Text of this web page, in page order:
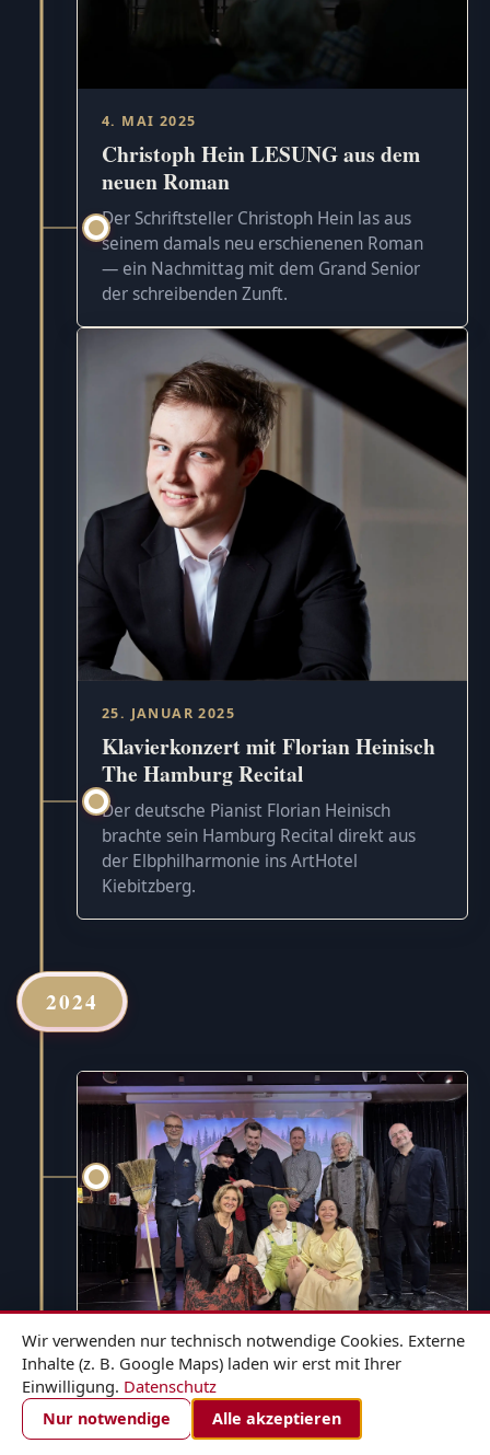
4. MAI 2025
Christoph Hein LESUNG aus dem
neuen Roman
Der Schriftsteller Christoph Hein las aus
seinem damals neu erschienenen Roman
— ein Nachmittag mit dem Grand Senior
der schreibenden Zunft.
25. JANUAR 2025
Klavierkonzert mit Florian Heinisch
The Hamburg Recital
Der deutsche Pianist Florian Heinisch
brachte sein Hamburg Recital direkt aus
der Elbphilharmonie ins ArtHotel
Kiebitzberg.
2024
1. DEZEMBER 2024
Hänsel und Gretel - für die ganze
ZIMMER BUCHEN
Wir verwenden nur technisch notwendige Cookies. Externe
Inhalte (z. B. Google Maps) laden wir erst mit Ihrer
Einwilligung. Datenschutz
Nur notwendige Alle akzeptieren